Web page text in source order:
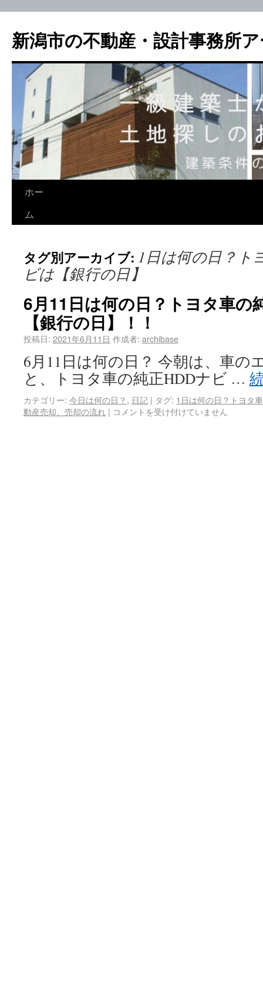
新潟市の不動産・設計事務所
ホー
ム
タグ別アーカイブ: 1日は何の日？ト
ビは【銀行の日】
6月11日は何の日？トヨタ車の
【銀行の日】！！
投稿日: 2021年6月11日 作成者: archibase
6月11日は何の日？ 今朝は、車の
と、トヨタ車の純正HDDナビ …
カテゴリー: 今日は何の日？ , 日記 | タグ: 1日は何の日？トヨタ
動産売却、売却の流れ | コメントを受け付けていません